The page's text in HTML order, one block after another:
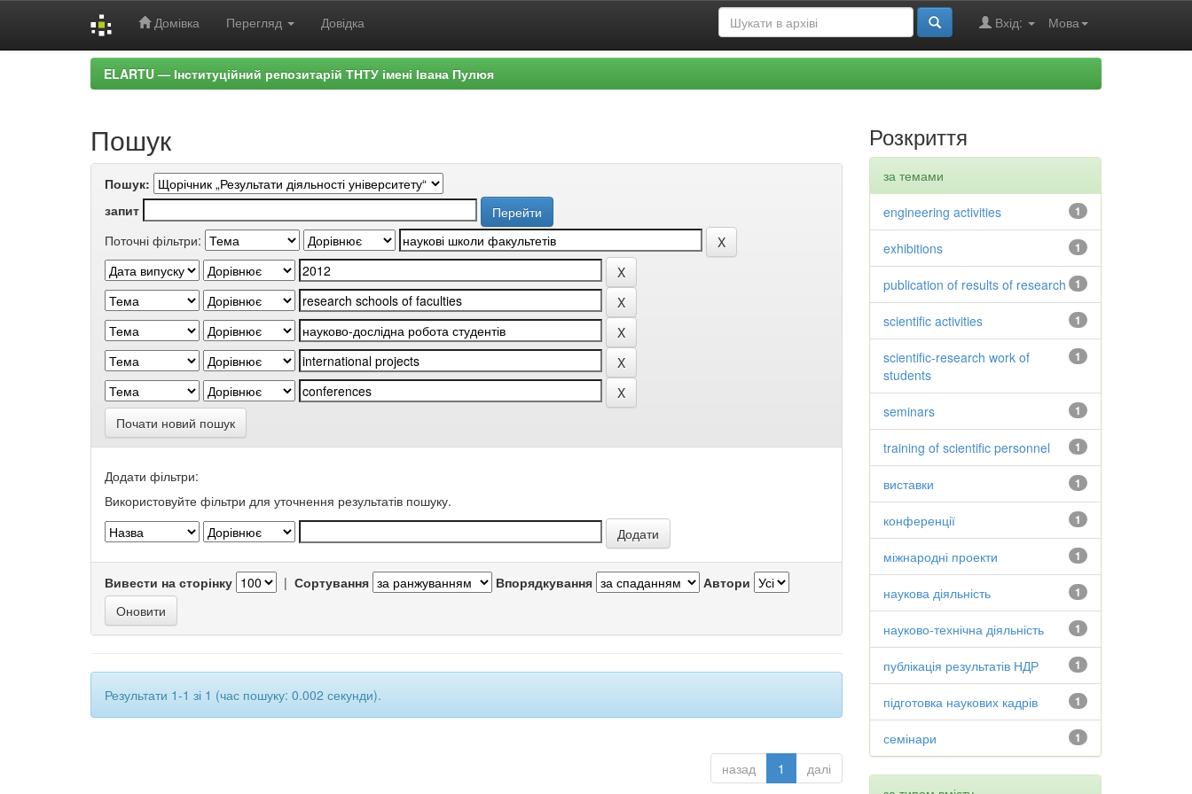
Домівка Перегляд Довідка Мова
Вхід:
ELARTU — Інституційний репозитарій ТНТУ імені Івана Пулюя
Пошук
Пошук:
запит
Поточні фільтри:
Почати новий пошук
Додати фільтри:
Використовуйте фільтри для уточнення результатів пошуку.
Вивести на сторінку | Сортування Впорядкування Автори
Результати 1-1 зі 1 (час пошуку: 0.002 секунди).
назад 1 далі
Розкриття
за темами
1
engineering activities
1
exhibitions
1
publication of results of research
1
scientific activities
1
scientific-research work of
students
1
seminars
1
training of scientific personnel
1
виставки
1
конференції
1
міжнародні проекти
1
наукова діяльність
1
науково-технічна діяльність
1
публікація результатів НДР
1
підготовка наукових кадрів
1
семінари